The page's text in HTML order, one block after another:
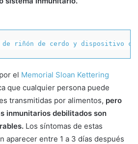
de riñón de cerdo y dispositivo
el Memorial Sloan Kettering
que cualquier persona puede
transmitidas por alimentos, pero
inmunitarios debilitados son
Los síntomas de estas
aparecer entre 1 a 3 días después